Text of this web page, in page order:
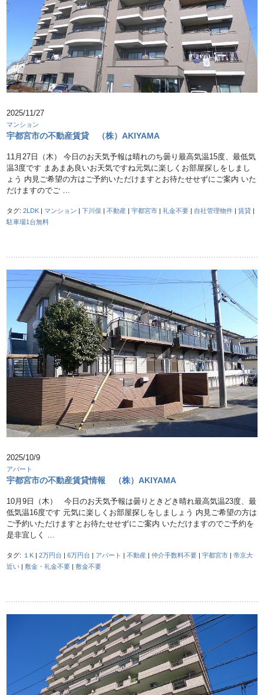
2025/11/27
マンション
宇都宮市の不動産賃貸 （株）AKIYAMA
11月27日（木） 今日のお天気予報は晴れのち曇り最高気温15度、最低気
温3度です まあまあ良いお天気ですね元気に楽しくお部屋探しをしまし
ょう 内見ご希望の方はご予約いただけますとお待たせせずにご案内 いた
だけますのでご …
タグ:2LDK マンション |下川俣 |不動産 |宇都宮市 |礼金不要 自社管理物件 |賃貸
駐車場1台無料
2025/10/9
アパート
宇都宮市の不動産賃貸情報 （株）AKIYAMA
10月9日（木） 今日のお天気予報は曇りときどき晴れ最高気温23度、最
低気温16度です 元気に楽しくお部屋探しをしましょう 内見ご希望の方は
ご予約いただけますとお待たせせずにご案内 いただけますのでご予約を
是非宜しく …
タグ: １K |2万円台 |6万円台 アパート |不動産 |仲介手数料不要 |宇都宮市 |帝京大
近い |敷金・礼金不要 |敷金不要